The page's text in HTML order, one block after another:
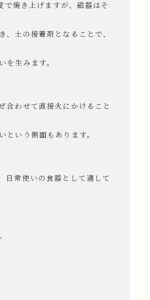
で焼き上げますが、磁器はそ
、土の接着剤となることで、
を生みます。
合わせて直接火にかけること
という側面もあります。
日常使いの食器として適して